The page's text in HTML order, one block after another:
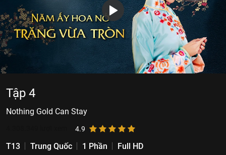
Tập 4
Nothing Gold Can Stay
4.9
T13 Trung Quốc 1 Phần
Full HD